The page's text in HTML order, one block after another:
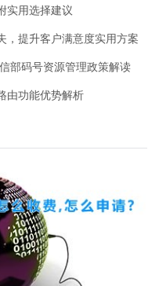
实用选择建议
，提升客户满意度实用方案
部码号资源管理政策解读
由功能优势解析